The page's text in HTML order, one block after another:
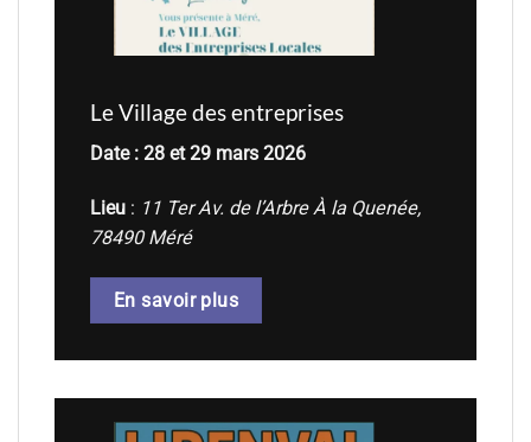
Le Village des entreprises
Date : 28 et 29 mars 2026
Lieu : 11 Ter Av. de l’Arbre À la Quenée,
78490 Méré
En savoir plus